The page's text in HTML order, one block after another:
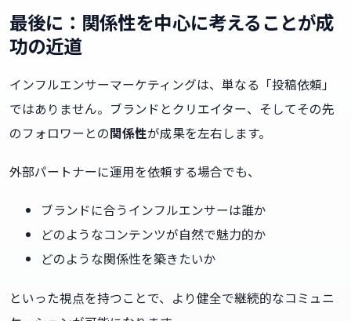
最後に：関係性を中心に考えることが成
功の近道
インフルエンサーマーケティングは、単なる「投稿依頼」
ではありません。ブランドとクリエイター、そしてその先
のフォロワーとの関係性が成果を左右します。
外部パートナーに運用を依頼する場合でも、
ブランドに合うインフルエンサーは誰か
どのようなコンテンツが自然で魅力的か
どのような関係性を築きたいか
といった視点を持つことで、より健全で継続的なコミュニ